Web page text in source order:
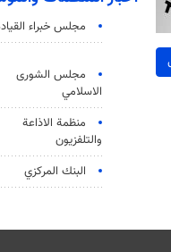
مجلس خبراء
مجلس الشورى
الاسلامي
منظمة الاذاعة
والتلفزیون
البنك المركزي